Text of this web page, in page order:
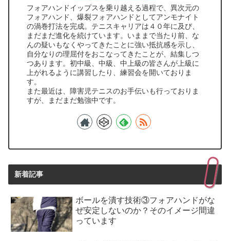
フォアハンドイップスを乗り越える過程で、異次元の
フォアハンド、爆裂フォアハンドとしてアンモナイト
の渦巻打法を完成。テニスキャリアは４０年に及び、
まだまだ進化を続けています。いままで当たり前、な
んの疑いもなくやってきたことに強い抵抗感を示し、
自分なりの理屈付をおこなってきたことが、結集しつ
つあります。初中級、中級、中上級の皆さんが上級に
上がれるように講習したり、練習会を開いておりま
す。
また最近は、障害児テニスのお手伝いも行っておりま
すが、まだまだ勉強中です。
新着記事
ボールを潰す技術③フォアハンドがな
ぜ安定しないのか？そのイメージ間違
っています